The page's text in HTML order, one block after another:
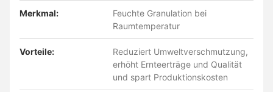
Merkmal:
Feuchte Granulation bei
Raumtemperatur
Vorteile:
Reduziert Umweltverschmutzung,
erhöht Ernteerträge und Qualität
und spart Produktionskosten